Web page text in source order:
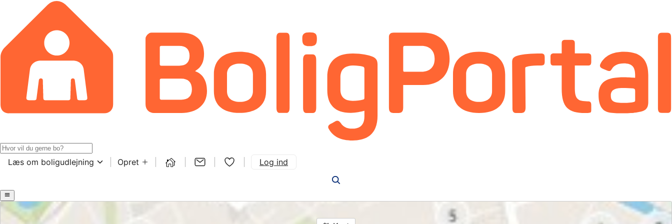
Læs om boligudlejning Opret Log ind